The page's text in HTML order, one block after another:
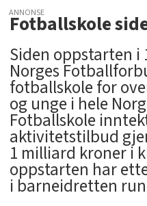
ANNONSE
Fotballskole
Siden oppstarten i
Norges
fotballskole for
og unge i hele
Fotballskole
aktivitetstilbud
1 milliard kroner i
oppstarten har
i barneidretten